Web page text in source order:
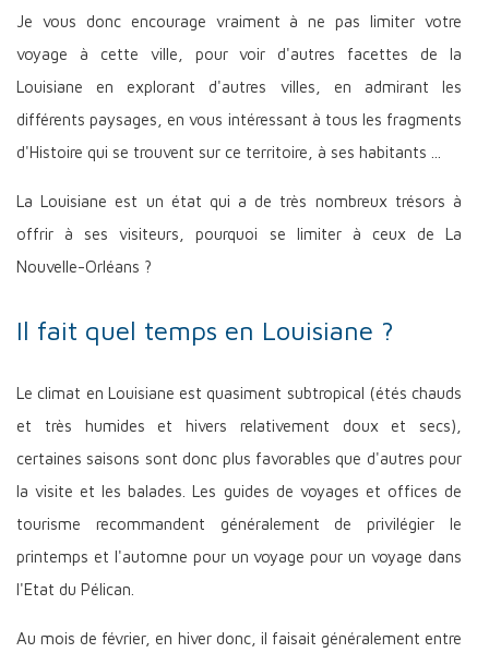
Je vous donc encourage vraiment à ne pas limiter votre
voyage à cette ville, pour voir d'autres facettes de la
Louisiane en explorant d'autres villes, en admirant les
différents paysages, en vous intéressant à tous les fragments
d'Histoire qui se trouvent sur ce territoire, à ses habitants ...
La Louisiane est un état qui a de très nombreux trésors à
offrir à ses visiteurs, pourquoi se limiter à ceux de La
Nouvelle-Orléans ?
Il fait quel temps en Louisiane ?
Le climat en Louisiane est quasiment subtropical (étés chauds
et très humides et hivers relativement doux et secs),
certaines saisons sont donc plus favorables que d'autres pour
la visite et les balades. Les guides de voyages et offices de
tourisme recommandent généralement de privilégier le
printemps et l'automne pour un voyage pour un voyage dans
l'Etat du Pélican.
Au mois de février, en hiver donc, il faisait généralement entre